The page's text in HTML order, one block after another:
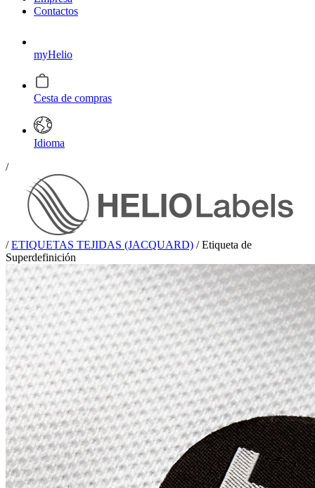
Contactos
myHelio
Cesta de compras
Idioma
/
/ ETIQUETAS TEJIDAS (JACQUARD) / Etiqueta de
Superdefinición